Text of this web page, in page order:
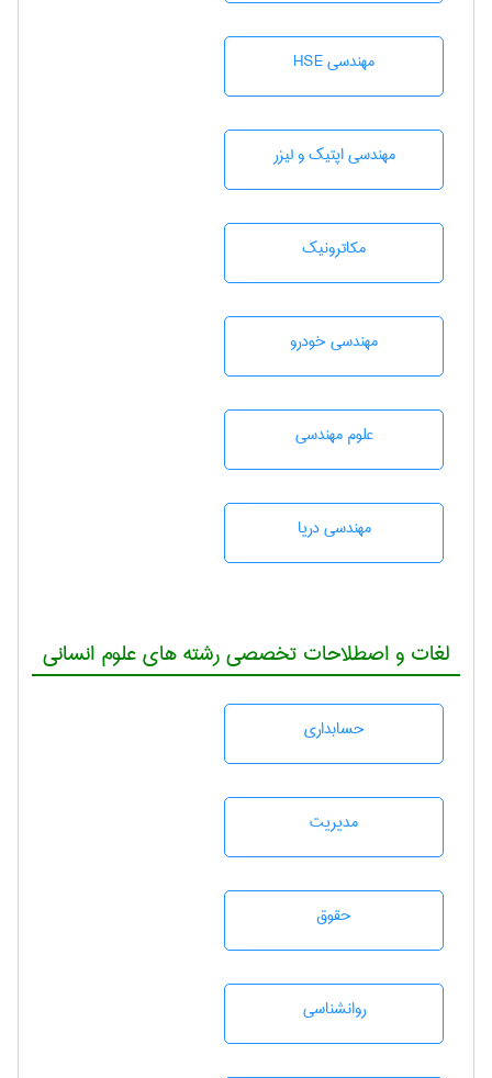
مهندسی HSE
مهندسی اپتیک و لیزر
مکاترونیک
مهندسی خودرو
علوم مهندسی
مهندسی دریا
لغات و اصطلاحات تخصصی رشته های علوم انسانی
حسابداری
مديريت
حقوق
روانشناسی